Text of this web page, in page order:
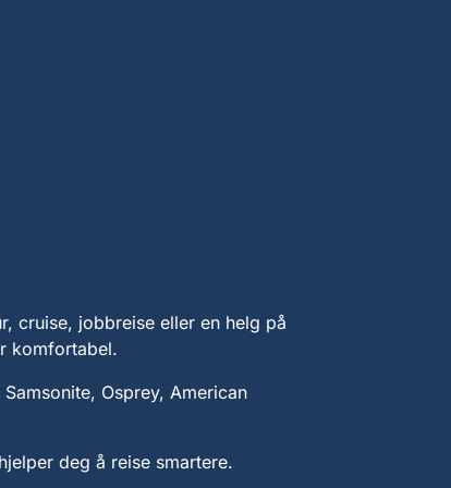
cruise, jobbreise eller en helg på
komfortabel.
Osprey, American
deg å reise smartere.